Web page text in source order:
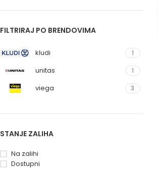
FILTRIRAJ PO BRENDOVIMA
kludi 1
unitas 1
viega 3
STANJE ZALIHA
Na zalihi
Dostupni